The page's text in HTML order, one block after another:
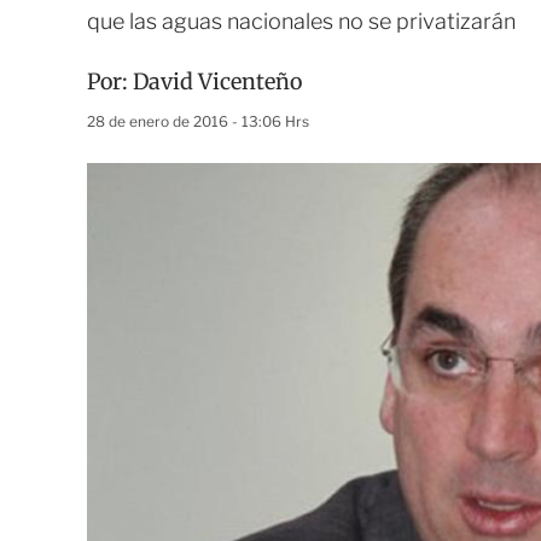
que las aguas nacionales no se privatizarán
Por: David Vicenteño
28 de enero de 2016 - 13:06 Hrs